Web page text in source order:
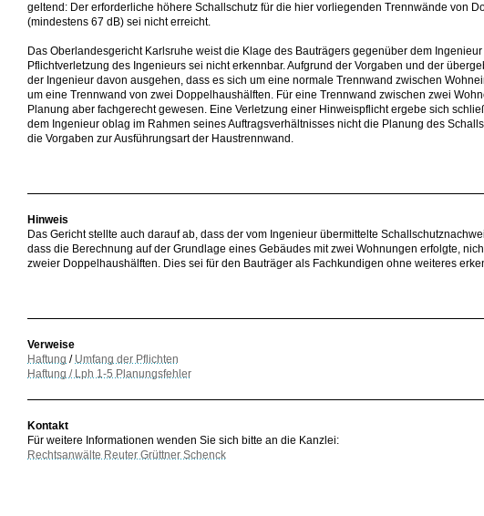
geltend: Der erforderliche höhere Schallschutz für die hier vorliegenden Trennwände von
(mindestens 67 dB) sei nicht erreicht.
Das Oberlandesgericht Karlsruhe weist die Klage des Bauträgers gegenüber dem Ingenieur
Pflichtverletzung des Ingenieurs sei nicht erkennbar. Aufgrund der Vorgaben und der
der Ingenieur davon ausgehen, dass es sich um eine normale Trennwand zwischen
um eine Trennwand von zwei Doppelhaushälften. Für eine Trennwand zwischen zwei
Planung aber fachgerecht gewesen. Eine Verletzung einer Hinweispflicht ergebe sich
dem Ingenieur oblag im Rahmen seines Auftragsverhältnisses nicht die Planung des
die Vorgaben zur Ausführungsart der Haustrennwand.
Hinweis
Das Gericht stellte auch darauf ab, dass der vom Ingenieur übermittelte
dass die Berechnung auf der Grundlage eines Gebäudes mit zwei Wohnungen erfolgte,
zweier Doppelhaushälften. Dies sei für den Bauträger als Fachkundigen ohne weiteres
Verweise
Haftung / Umfang der Pflichten
Haftung / Lph 1-5 Planungsfehler
Kontakt
Für weitere Informationen wenden Sie sich bitte an die Kanzlei:
Rechtsanwälte Reuter Grüttner Schenck